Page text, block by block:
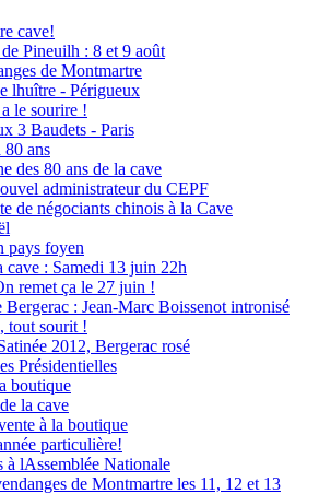
cave!
Pineuilh : 8 et 9 août
de Montmartre
lhuître - Périgueux
le sourire !
3 Baudets - Paris
ans
des 80 ans de la cave
administrateur du CEPF
de négociants chinois à la Cave
pays foyen
cave : Samedi 13 juin 22h
remet ça le 27 juin !
: Jean-Marc Boissenot intronisé
tout sourit !
2012, Bergerac rosé
Présidentielles
boutique
la cave
à la boutique
particulière!
à lAssemblée Nationale
de Montmartre les 11, 12 et 13